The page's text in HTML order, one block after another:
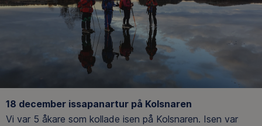
18 december issapanartur på Kolsnaren
Vi var 5 åkare som kollade isen på Kolsnaren. Isen var